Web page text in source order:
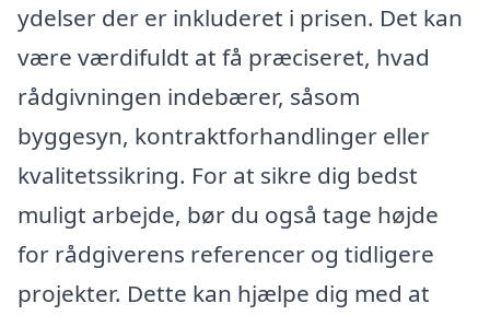
ydelser der er inkluderet i prisen. Det kan
være værdifuldt at få præciseret, hvad
rådgivningen indebærer, såsom
byggesyn, kontraktforhandlinger eller
kvalitetssikring. For at sikre dig bedst
muligt arbejde, bør du også tage højde
for rådgiverens referencer og tidligere
projekter. Dette kan hjælpe dig med at